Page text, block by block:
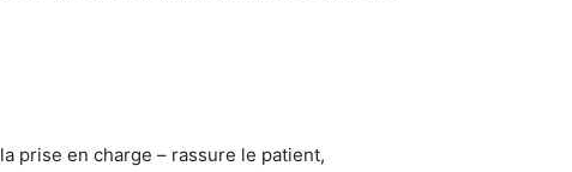
prise en charge – rassure le patient,